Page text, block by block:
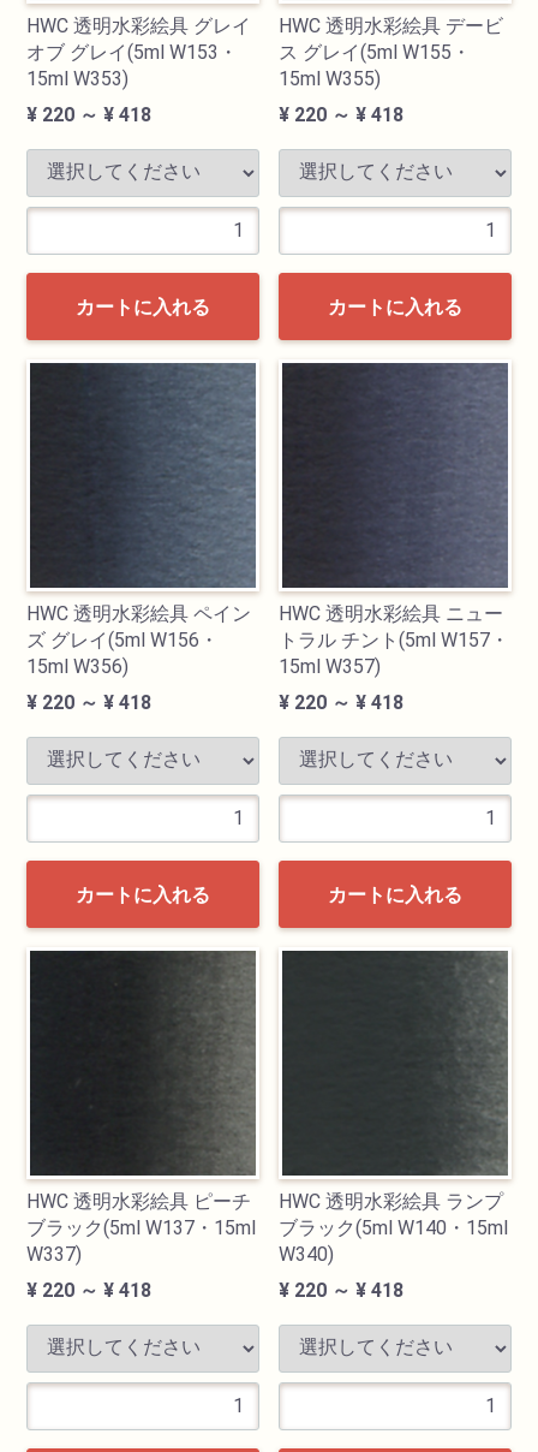
HWC 透明水彩絵具 グレイ
オブ グレイ(5ml W153・
15ml W353)
¥ 220 ～ ¥ 418
カートに入れる
HWC 透明水彩絵具 デービ
ス グレイ(5ml W155・
15ml W355)
¥ 220 ～ ¥ 418
カートに入れる
HWC 透明水彩絵具 ペイン
ズ グレイ(5ml W156・
15ml W356)
¥ 220 ～ ¥ 418
カートに入れる
HWC 透明水彩絵具 ニュー
トラル チント(5ml W157・
15ml W357)
¥ 220 ～ ¥ 418
カートに入れる
HWC 透明水彩絵具 ピーチ
ブラック(5ml W137・15ml
W337)
¥ 220 ～ ¥ 418
HWC 透明水彩絵具 ランプ
ブラック(5ml W140・15ml
W340)
¥ 220 ～ ¥ 418